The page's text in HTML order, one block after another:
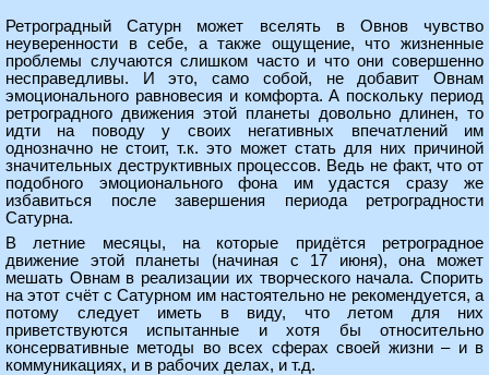
Ретроградный Сатурн может вселять в Овнов чувство
неуверенности в себе, а также ощущение, что жизненные
проблемы случаются слишком часто и что они совершенно
несправедливы. И это, само собой, не добавит Овнам
эмоционального равновесия и комфорта. А поскольку период
ретроградного движения этой планеты довольно длинен, то
идти на поводу у своих негативных впечатлений им
однозначно не стоит, т.к. это может стать для них причиной
значительных деструктивных процессов. Ведь не факт, что от
подобного эмоционального фона им удастся сразу же
избавиться после завершения периода ретроградности
Сатурна.
В летние месяцы, на которые придётся ретроградное
движение этой планеты (начиная с 17 июня), она может
мешать Овнам в реализации их творческого начала. Спорить
на этот счёт с Сатурном им настоятельно не рекомендуется, а
потому следует иметь в виду, что летом для них
приветствуются испытанные и хотя бы относительно
консервативные методы во всех сферах своей жизни – и в
коммуникациях, и в рабочих делах, и т.д.